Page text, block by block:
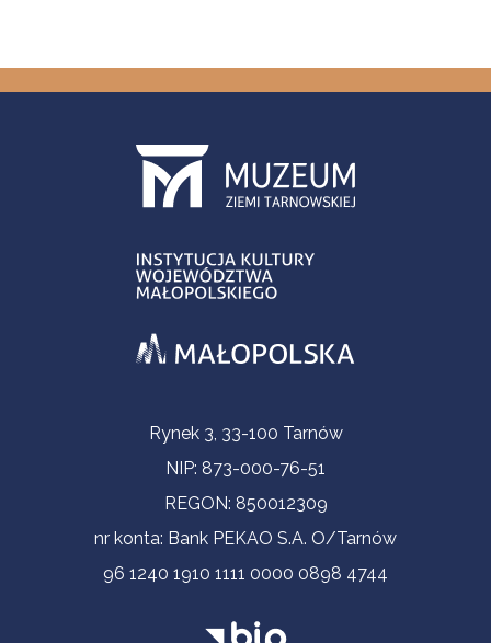
Informacje kontaktoweRynek 3, 33-100 Tarnów
NIP: 873-000-76-51
REGON: 850012309
nr konta: Bank PEKAO S.A. O/Tarnów
96 1240 1910 1111 0000 0898 4744